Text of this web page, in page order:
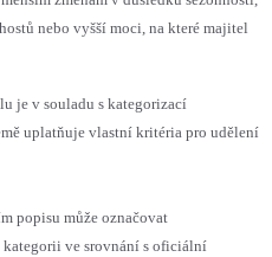
nebo vyšší moci, na které majitel
je v souladu s kategorizací
uplatňuje vlastní kritéria pro udělení
popisu může označovat
kategorii ve srovnání s oficiální